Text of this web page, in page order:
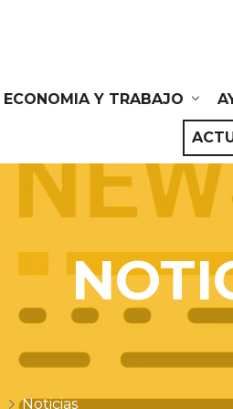
ECONOMIA Y TRABAJO
Noticias